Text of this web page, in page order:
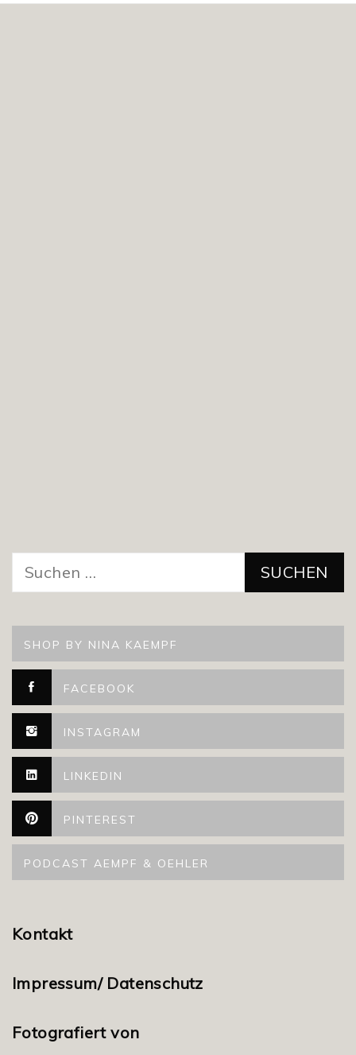
nach:
SHOP BY NINA KAEMPF
FACEBOOK
INSTAGRAM
LINKEDIN
PINTEREST
PODCAST AEMPF & OEHLER
Kontakt
Impressum/ Datenschutz
Fotografiert von